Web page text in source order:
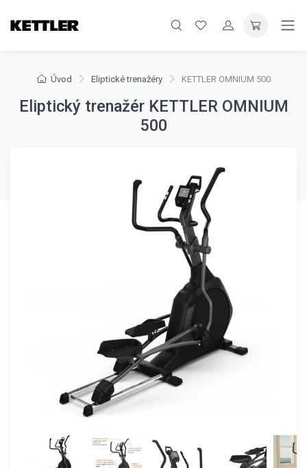
Úvod Eliptické trenažéry KETTLER OMNIUM 500
Eliptický trenažér KETTLER OMNIUM
500